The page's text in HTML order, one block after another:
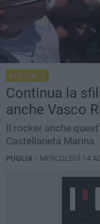
SPECIALE
Continua la
anche Vasco
Il rocker anche
Castellaneta Marina
PUGLIA - MERCOLEDÌ 14